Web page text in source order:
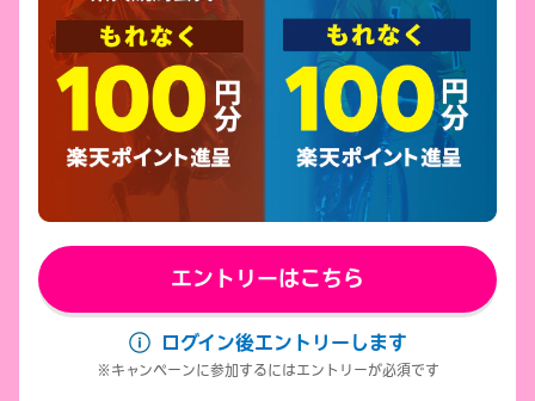
エントリーはこちら
ログイン後エントリーします
キャンペーンに参加するにはエントリーが必須です